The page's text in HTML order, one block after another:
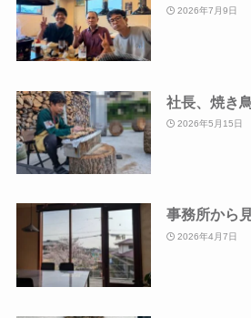
2026年7月9日
社長、焼き
2026年5月15日
事務所から
2026年4月7日